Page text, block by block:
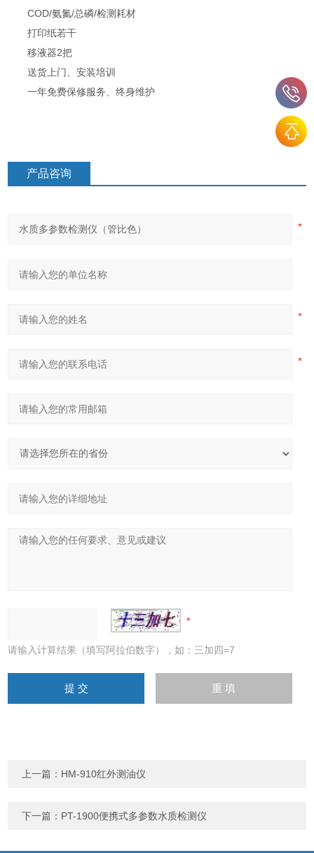
COD/氨氮/总磷/检测耗材
打印纸若干
移液器2把
送货上门、安装培训
一年免费保修服务、终身维护
产品咨询
请输入计算结果（填写阿拉伯数字），如：三加四=7
上一篇： HM-910红外测油仪
下一篇： PT-1900便携式多参数水质检测仪